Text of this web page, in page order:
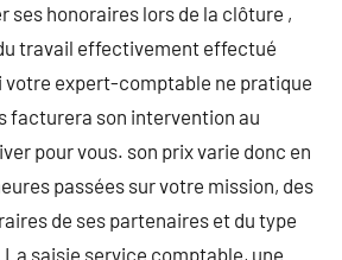
ses honoraires lors de la clôture ,
travail effectivement effectué
votre expert-comptable ne pratique
facturera son intervention au
pour vous. son prix varie donc en
passées sur votre mission, des
de ses partenaires et du type
saisie service comptable, une